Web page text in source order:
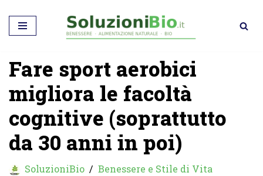
Vai
contenuto
Fare sport aerobici
migliora le facoltà
cognitive (soprattutto
da 30 anni in poi)
SoluzioniBio Benessere e Stile di Vita